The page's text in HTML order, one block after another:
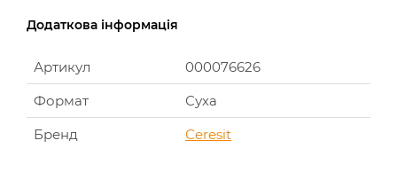
Додаткова інформація
Артикул
000076626
Формат
Суха
Бренд
Ceresit